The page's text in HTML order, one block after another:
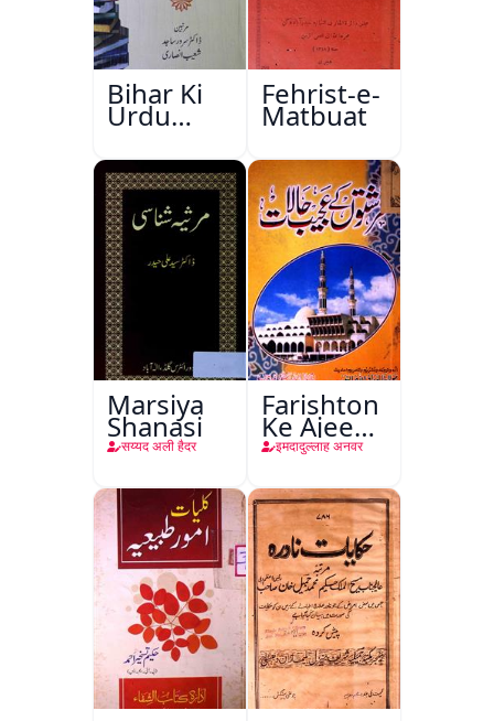
Bihar Ki
Urdu
Kitabon
Ka
Ishariya
Fehrist-e-
Matbuat
Marsiya
Shanasi
सय्यद अली हैदर
Farishton
Ke Ajeeb
Halat
इमदादुल्लाह अनवर